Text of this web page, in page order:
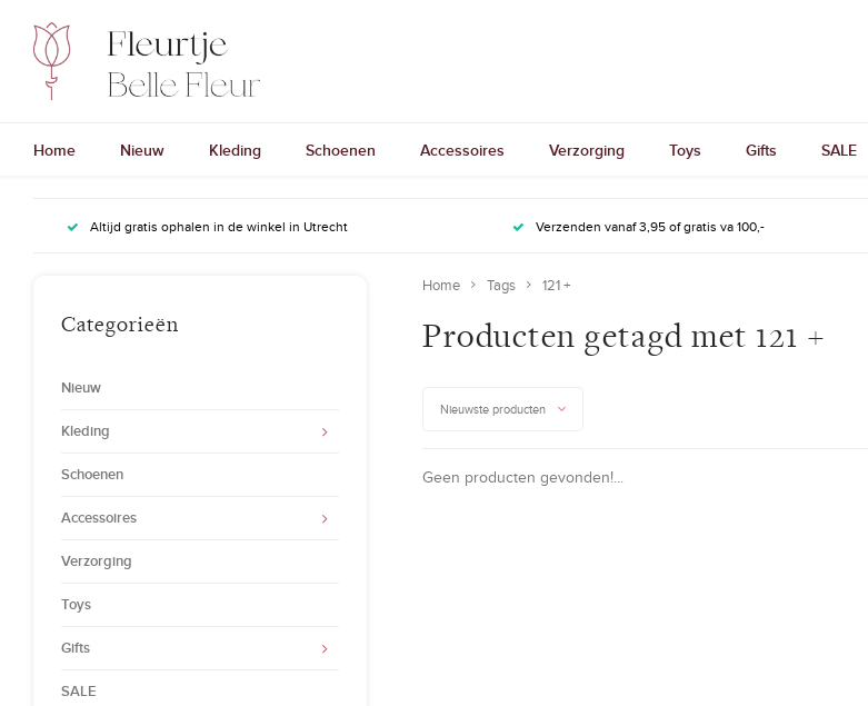
Home Nieuw Kleding Schoenen Accessoires Verzorging Toys Gifts SALE
Altijd gratis ophalen in de winkel in Utrecht Verzenden vanaf 3,95 of gratis va 100,-
Categorieën
Nieuw
Kleding
Schoenen
Accessoires
Verzorging
Toys
Gifts
SALE
Home Tags 121 +
Producten getagd met 121 +
Nieuwste producten
Geen producten gevonden!...